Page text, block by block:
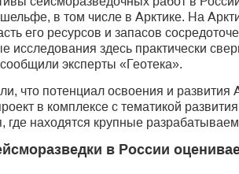
в том числе в Арк­тике. На
его ресурсов и запасов
исследования здесь практически
эксперты «Геотека».
что потенциал освоения и
в комплексе с тематикой
где находятся крупные
в России